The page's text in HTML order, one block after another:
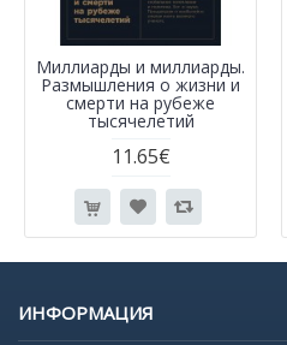
Миллиарды и миллиарды.
Размышления о жизни и
смерти на рубеже
тысячелетий
11.65€
ИНФОРМАЦИЯ